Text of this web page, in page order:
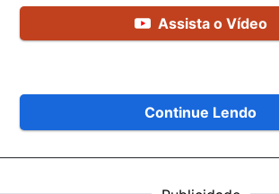
Assista o Vídeo
Continue Lendo